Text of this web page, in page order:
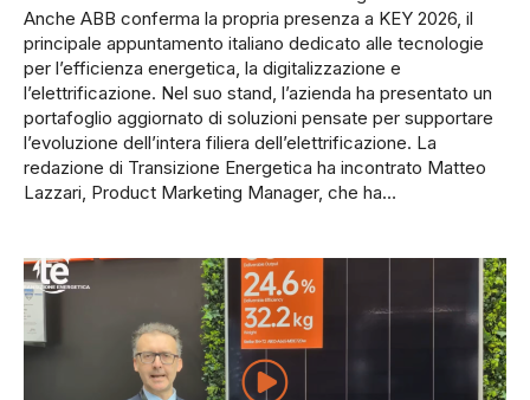
Anche ABB conferma la propria presenza a KEY 2026, il
principale appuntamento italiano dedicato alle tecnologie
per l’efficienza energetica, la digitalizzazione e
l’elettrificazione. Nel suo stand, l’azienda ha presentato un
portafoglio aggiornato di soluzioni pensate per supportare
l’evoluzione dell’intera filiera dell’elettrificazione. La
redazione di Transizione Energetica ha incontrato Matteo
Lazzari, Product Marketing Manager, che ha…